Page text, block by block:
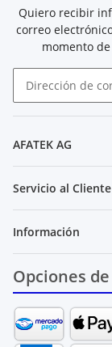
Quiero recibir
correo
momento
AFATEK AG
Servicio al Cliente
Información
Opciones